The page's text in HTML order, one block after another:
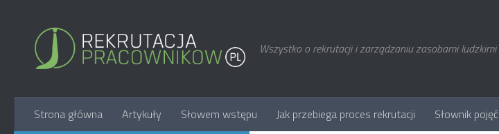
Wszystko o rekrutacji i zarządzaniu zasobami ludzkimi
Strona główna Artykuły Słowem wstępu Jak przebiega proces rekrutacji Słownik pojęć